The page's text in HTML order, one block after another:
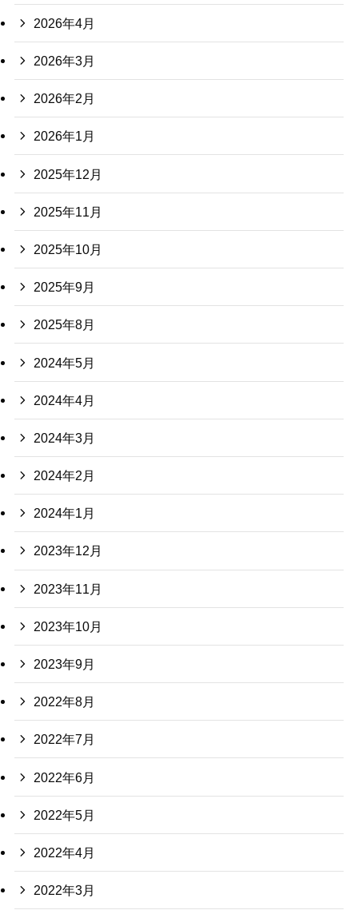
2026年4月
2026年3月
2026年2月
2026年1月
2025年12月
2025年11月
2025年10月
2025年9月
2025年8月
2024年5月
2024年4月
2024年3月
2024年2月
2024年1月
2023年12月
2023年11月
2023年10月
2023年9月
2022年8月
2022年7月
2022年6月
2022年5月
2022年4月
2022年3月